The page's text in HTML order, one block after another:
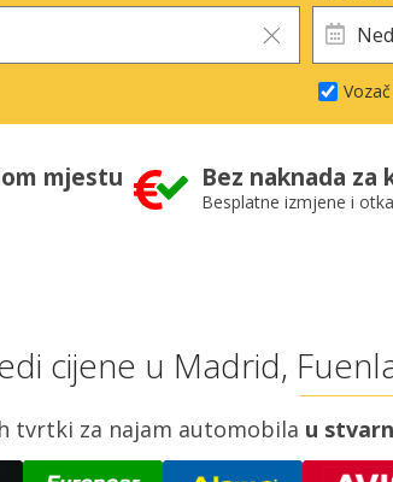
mjestu Bez naknada
Besplatne izmjene i
cijene u Madrid,
tvrtki za najam automobila u